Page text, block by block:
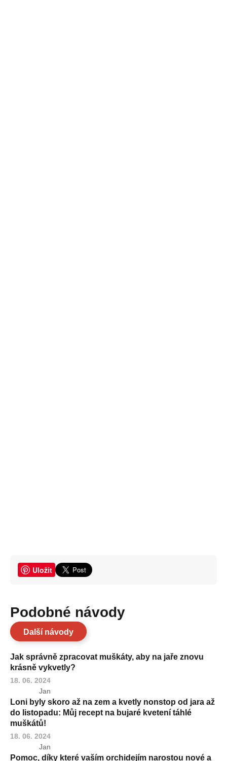
Uložit
Podobné návody
Další návody
Jak správně zpracovat muškáty, aby na jaře znovu
krásně vykvetly?
18. 06. 2024
Jan
Loni byly skoro až na zem a kvetly nonstop od jara až
do listopadu: Můj recept na bujaré kvetení táhlé
muškátů!
18. 06. 2024
Jan
Pomoc, díky které vaším orchidejím narostou nové a